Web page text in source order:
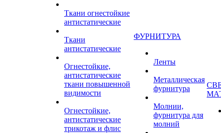
Ткани огнестойкие
антистатические
Ткани
антистатические
Огнестойкие,
антистатические
ткани повышенной
видимости
Огнестойкие,
антистатические
трикотаж и флис
ФУРНИТУРА
Ленты
Металлическая
фурнитура
Молнии,
фурнитура для
молний